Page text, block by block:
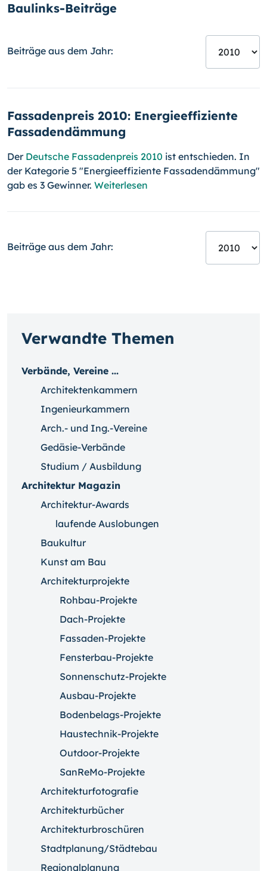
Baulinks-Beiträge
Beiträge aus dem Jahr:
Fassadenpreis 2010: Energieeffiziente
Fassadendämmung
Der Deutsche Fassadenpreis 2010 ist entschieden. In
der Kategorie 5 "Energieeffiziente Fassadendämmung"
gab es 3 Gewinner. Weiterlesen
Beiträge aus dem Jahr:
Verwandte Themen
Verbände, Vereine ...
Architektenkammern
Ingenieurkammern
Arch.- und Ing.-Vereine
Gedäsie-Verbände
Studium / Ausbildung
Architektur Magazin
Architektur-Awards
laufende Auslobungen
Baukultur
Kunst am Bau
Architekturprojekte
Rohbau-Projekte
Dach-Projekte
Fassaden-Projekte
Fensterbau-Projekte
Sonnenschutz-Projekte
Ausbau-Projekte
Bodenbelags-Projekte
Haustechnik-Projekte
Outdoor-Projekte
SanReMo-Projekte
Architekturfotografie
Architekturbücher
Architekturbroschüren
Stadtplanung/Städtebau
Regionalplanung